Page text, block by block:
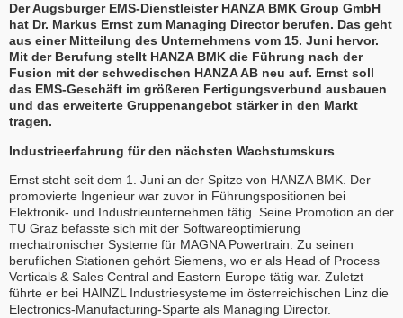
Der Augsburger EMS-Dienstleister HANZA BMK Group GmbH
hat Dr. Markus Ernst zum Managing Director berufen. Das geht
aus einer Mitteilung des Unternehmens vom 15. Juni hervor.
Mit der Berufung stellt HANZA BMK die Führung nach der
Fusion mit der schwedischen HANZA AB neu auf. Ernst soll
das EMS-Geschäft im größeren Fertigungsverbund ausbauen
und das erweiterte Gruppenangebot stärker in den Markt
tragen.
Industrieerfahrung für den nächsten Wachstumskurs
Ernst steht seit dem 1. Juni an der Spitze von HANZA BMK. Der
promovierte Ingenieur war zuvor in Führungspositionen bei
Elektronik- und Industrieunternehmen tätig. Seine Promotion an der
TU Graz befasste sich mit der Softwareoptimierung
mechatronischer Systeme für MAGNA Powertrain. Zu seinen
beruflichen Stationen gehört Siemens, wo er als Head of Process
Verticals & Sales Central and Eastern Europe tätig war. Zuletzt
führte er bei HAINZL Industriesysteme im österreichischen Linz die
Electronics-Manufacturing-Sparte als Managing Director.